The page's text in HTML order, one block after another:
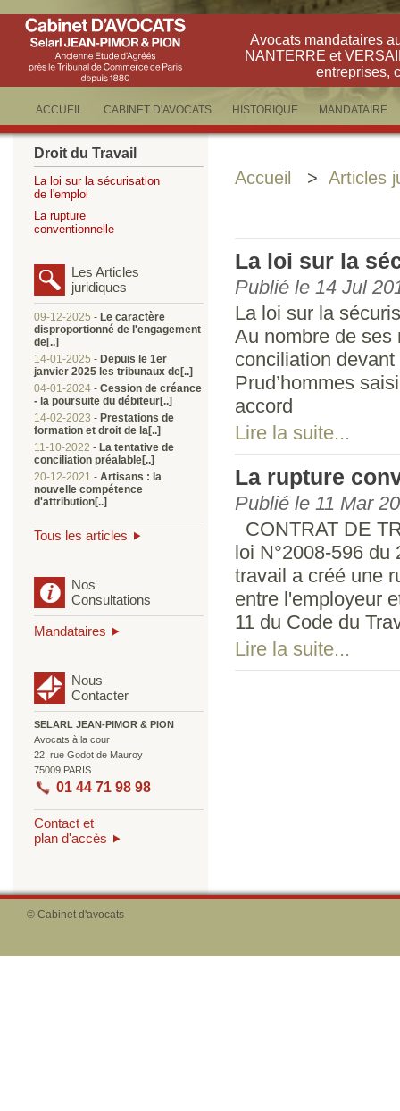
Avocats mandataires
NANTERRE et
entreprises,
ACCUEIL CABINET D'AVOCATS HISTORIQUE MANDATAIRE
Droit du Travail
La loi sur la sécurisation
de l'emploi
La rupture
conventionnelle
Les Articles
juridiques
09-12-2025 - Le caractère
disproportionné de l'engagement
de[..]
14-01-2025 - Depuis le 1er
janvier 2025 les tribunaux de[..]
04-01-2024 - Cession de créance
- la poursuite du débiteur[..]
14-02-2023 - Prestations de
formation et droit de la[..]
11-10-2022 - La tentative de
conciliation préalable[..]
20-12-2021 - Artisans : la
nouvelle compétence
d'attribution[..]
Tous les articles
Nos
Consultations
Mandataires
Nous
Contacter
SELARL JEAN-PIMOR & PION
Avocats à la cour
22, rue Godot de Mauroy
75009 PARIS
01 44 71 98 98
Contact et
plan d'accès
Accueil > Articles
La loi sur la
Publié le 14 Jul
La loi sur la
Au nombre de ses
conciliation
Prud’hommes
accord
Lire la suite...
La rupture
Publié le 11 Mar
CONTRAT DE
loi N°2008-596
travail a créé une
entre l'employeur
11 du Code du
Lire la suite...
© Cabinet d'avocats